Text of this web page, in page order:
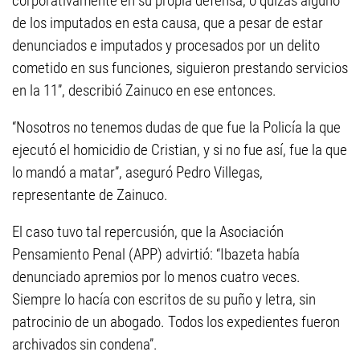
de los imputados en esta causa, que a pesar de estar
denunciados e imputados y procesados por un delito
cometido en sus funciones, siguieron prestando servicios
en la 11”, describió Zainuco en ese entonces.
“Nosotros no tenemos dudas de que fue la Policía la que
ejecutó el homicidio de Cristian, y si no fue así, fue la que
lo mandó a matar”, aseguró Pedro Villegas,
representante de Zainuco.
El caso tuvo tal repercusión, que la Asociación
Pensamiento Penal (APP) advirtió: “Ibazeta había
denunciado apremios por lo menos cuatro veces.
Siempre lo hacía con escritos de su puño y letra, sin
patrocinio de un abogado. Todos los expedientes fueron
archivados sin condena”.